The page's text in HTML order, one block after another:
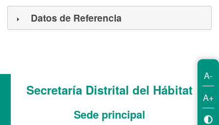
Datos de Referencia
Secretaría Distrital del Hábitat
Sede principal
A-
A+